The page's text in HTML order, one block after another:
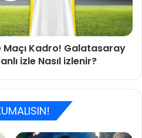
Kadro! Galatasaray
izle Nasıl izlenir?